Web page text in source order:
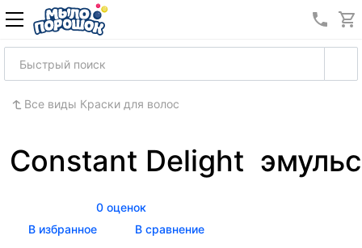
8
Все виды Краски для волос
Constant Delight
0 оценок
В избранное
В сравнение